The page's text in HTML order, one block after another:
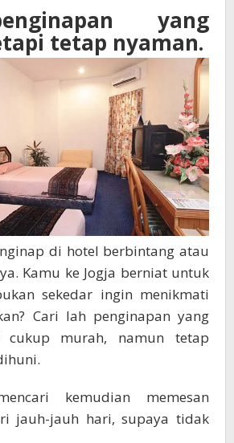
yang
tetap nyaman.
di hotel berbintang atau
Kamu ke Jogja berniat untuk
sekedar ingin menikmati
Cari lah penginapan yang
cukup murah, namun tetap
kemudian memesan
jauh-jauh hari, supaya tidak